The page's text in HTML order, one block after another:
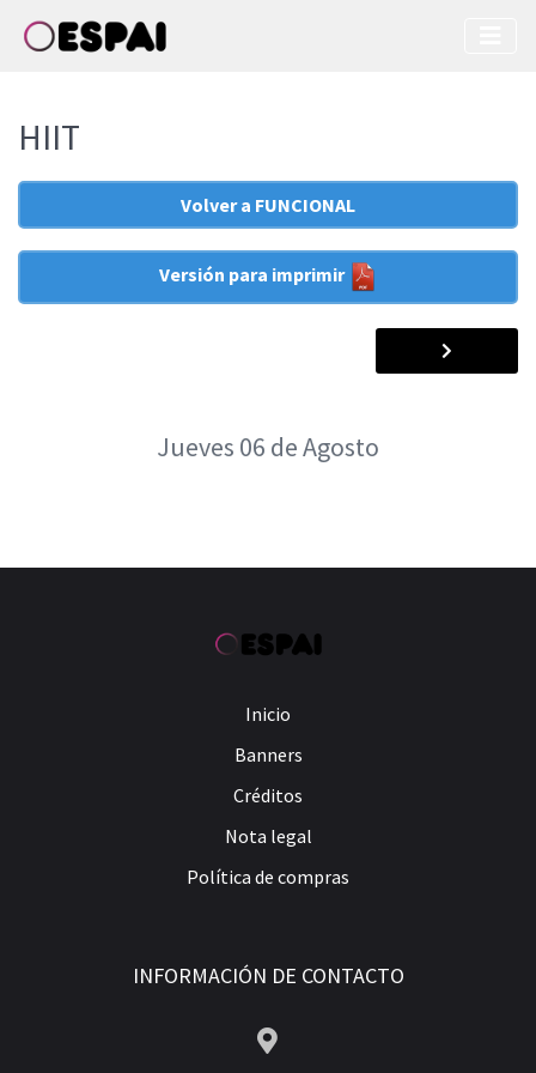
HIIT
Volver a FUNCIONAL
Versión para imprimir
Jueves 06 de Agosto
Inicio
Banners
Créditos
Nota legal
Política de compras
INFORMACIÓN DE CONTACTO